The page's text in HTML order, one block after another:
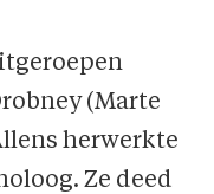
: Leen
(Marte
herwerkte
Ze deed